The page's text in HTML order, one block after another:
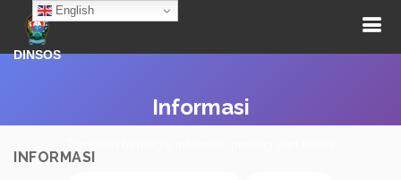
English
DINSOS
Informasi
INFORMASI